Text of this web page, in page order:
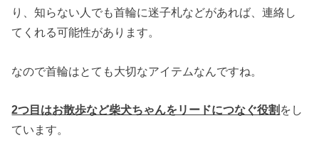
り、知らない人でも首輪に迷子札などがあれば、連絡し
てくれる可能性があります。
なので首輪はとても大切なアイテムなんですね。
2つ目はお散歩など柴犬ちゃんをリードにつなぐ役割 をし
ています。